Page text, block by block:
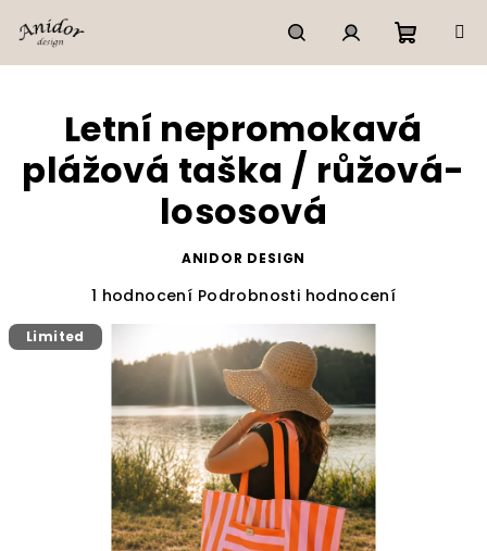
na
HledatPřihlášení
košík
Letní nepromokavá
plážová taška / růžová-
lososová
ANIDOR DESIGN
produktu
1 hodnocení Podrobnosti hodnocení
Limited